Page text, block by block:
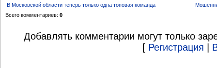
В Московской области теперь только одна топовая команда
Всего комментариев: 0
Добавлять комментарии могут только
[ Регистрация